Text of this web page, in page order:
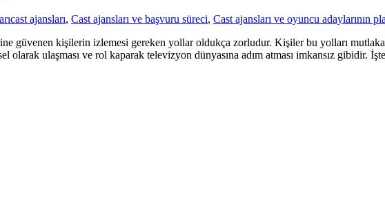
cast ajansları, Cast ajansları ve başvuru süreci, Cast ajansları ve oyuncu adaylarının
güvenen kişilerin izlemesi gereken yollar oldukça zorludur. Kişiler bu yolları
ulaşması ve rol kaparak televizyon dünyasına adım atması imkansız gibidir.